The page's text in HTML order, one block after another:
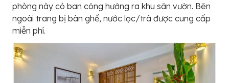
phòng này có ban công hướng ra khu sân vườn. Bên
ngoài trang bị bàn ghế, nước lọc/trà được cung cấp
miễn phí.